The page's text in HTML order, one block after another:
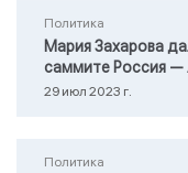
Политика
Мария Захарова
саммите Россия —
29 июл 2023 г.
Политика